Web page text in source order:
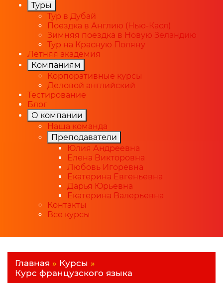
Туры
Тур в Дубай
Поездка в Англию (Нью-Касл)
Зимняя поездка в Новую Зеландию
Тур на Красную Поляну
Летняя академия
Компаниям
Корпоративные курсы
Деловой английский
Тестирование
Блог
О компании
Наша команда
Преподаватели
Юлия Андреевна
Елена Викторовна
Любовь Игоревна
Екатерина Евгеньевна
Дарья Юрьевна
Екатерина Валерьевна
Контакты
Все курсы
Главная » Курсы »
Курс французского языка